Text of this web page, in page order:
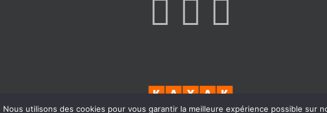
Nous utilisons des cookies pour vous garantir la meilleure expérience possible sur